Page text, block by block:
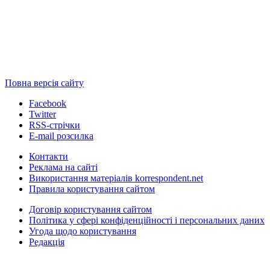
Повна версія сайту
Facebook
Twitter
RSS-стрічки
E-mail розсилка
Контакти
Реклама на сайті
Використання матеріалів korrespondent.net
Правила користування сайтом
Договір користування сайтом
Політика у сфері конфіденційності і персональних даних
Угода щодо користування
Редакція